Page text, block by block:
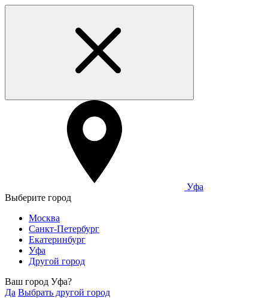
Уфа
Выберите город
Москва
Санкт-Петербург
Екатеринбург
Уфа
Другой город
Ваш город Уфа?
Да Выбрать другой город